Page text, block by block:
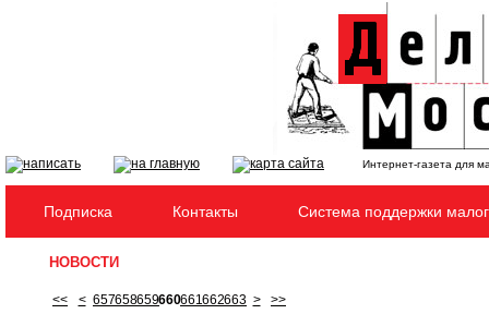
Интернет-газета для
Подписка Контакты Система поддержки
НОВОСТИ
<< < 657658659660661662663 > >>